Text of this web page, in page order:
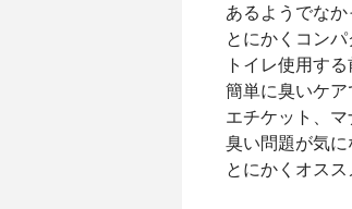
あるようでな
とにかくコン
トイレ使用す
簡単に臭いケ
エチケット、マ
臭い問題が気
とにかくオス